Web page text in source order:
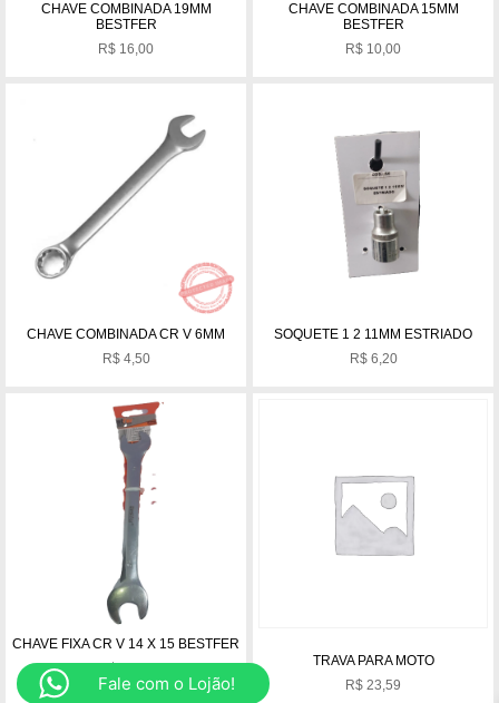
CHAVE COMBINADA 19MM
BESTFER
R$ 16,00
CHAVE COMBINADA 15MM
BESTFER
R$ 10,00
CHAVE COMBINADA CR V 6MM
R$4,50
SOQUETE 1 2 11MM ESTRIADO
R$6,20
CHAVE FIXA CR V 14 X 15 BESTFER
TRAVA PARA MOTO
R$ 23,59
Fale com o Lojão!